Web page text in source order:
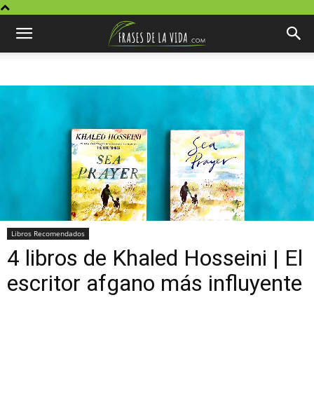
Libros Recomendados
4 libros de Khaled Hosseini | El
escritor afgano más influyente